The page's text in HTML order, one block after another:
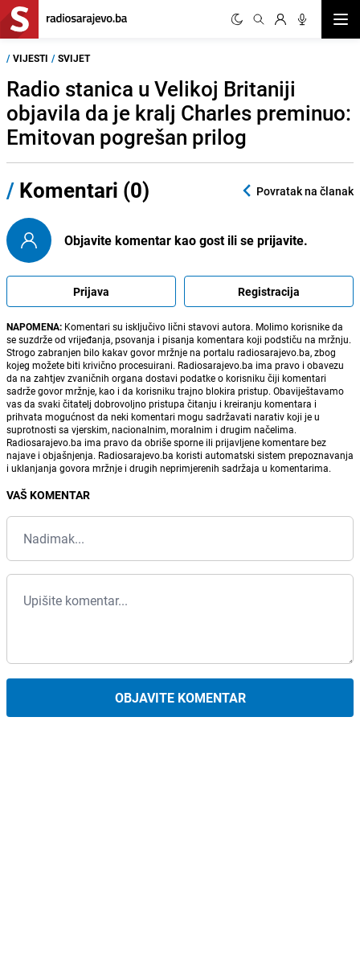
/ VIJESTI / SVIJET
Radio stanica u Velikoj Britaniji
objavila da je kralj Charles preminuo:
Emitovan pogrešan prilog
/ Komentari (0) Povratak na članak
Objavite komentar kao gost ili se prijavite.
Prijava Registracija
NAPOMENA: Komentari su isključivo lični stavovi autora. Molimo korisnike da
se suzdrže od vrijeđanja, psovanja i pisanja komentara koji podstiču na mržnju.
Strogo zabranjen bilo kakav govor mržnje na portalu radiosarajevo.ba, zbog
kojeg možete biti krivično procesuirani. Radiosarajevo.ba ima pravo i obavezu
da na zahtjev zvaničnih organa dostavi podatke o korisniku čiji komentari
sadrže govor mržnje, kao i da korisniku trajno blokira pristup. Obaviještavamo
vas da svaki čitatelj dobrovoljno pristupa čitanju i kreiranju komentara i
prihvata mogućnost da neki komentari mogu sadržavati narativ koji je u
suprotnosti sa vjerskim, nacionalnim, moralnim i drugim načelima.
Radiosarajevo.ba ima pravo da obriše sporne ili prijavljene komentare bez
najave i objašnjenja. Radiosarajevo.ba koristi automatski sistem prepoznavanja
i uklanjanja govora mržnje i drugih neprimjerenih sadržaja u komentarima.
VAŠ KOMENTAR
OBJAVITE KOMENTAR